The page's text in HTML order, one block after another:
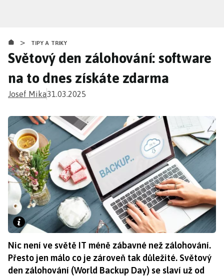
obsahu
> TIPY A TRIKY
Světový den zálohování: software
na to dnes získáte zdarma
Josef Mika31.03.2025
Nic není ve světě IT méně zábavné než zálohování.
Přesto jen málo co je zároveň tak důležité. Světový
den zálohování (World Backup Day) se slaví už od